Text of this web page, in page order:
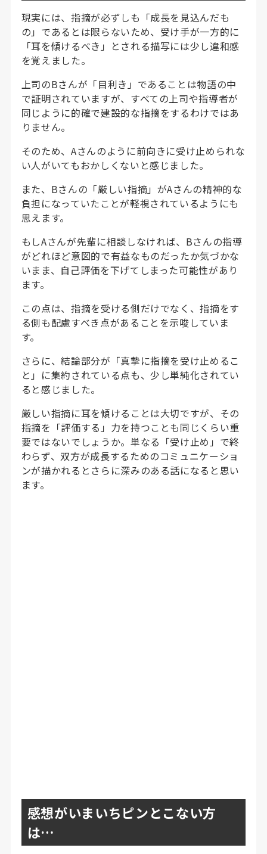
現実には、指摘が必ずしも「成長を見込んだも
の」であるとは限らないため、受け手が一方的に
「耳を傾けるべき」とされる描写には少し違和感
を覚えました。
上司のBさんが「目利き」であることは物語の中
で証明されていますが、すべての上司や指導者が
同じように的確で建設的な指摘をするわけではあ
りません。
そのため、Aさんのように前向きに受け止められな
い人がいてもおかしくないと感じました。
また、Bさんの「厳しい指摘」がAさんの精神的な
負担になっていたことが軽視されているようにも
思えます。
もしAさんが先輩に相談しなければ、Bさんの指導
がどれほど意図的で有益なものだったか気づかな
いまま、自己評価を下げてしまった可能性があり
ます。
この点は、指摘を受ける側だけでなく、指摘をす
る側も配慮すべき点があることを示唆していま
す。
さらに、結論部分が「真摯に指摘を受け止めるこ
と」に集約されている点も、少し単純化されてい
ると感じました。
厳しい指摘に耳を傾けることは大切ですが、その
指摘を「評価する」力を持つことも同じくらい重
要ではないでしょうか。単なる「受け止め」で終
わらず、双方が成長するためのコミュニケーショ
ンが描かれるとさらに深みのある話になると思い
ます。
感想がいまいちピンとこない方
は…